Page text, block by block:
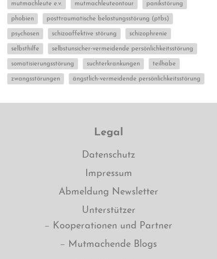
mutmachleute e.v. mutmachleuteontour panikstörung
phobien posttraumatische belastungsstörung (ptbs)
psychosen schizoaffektive störung schizophrenie
selbsthilfe selbstunsicher-vermeidende persönlichkeitsstörung
somatisierungsstörung suchterkrankungen teilhabe
zwangsstörungen ängstlich-vermeidende persönlichkeitsstörung
Legal
Datenschutz
Impressum
Abmeldung Newsletter
Unterstützer
Kooperationen und Partner
Mutmachende Blogs